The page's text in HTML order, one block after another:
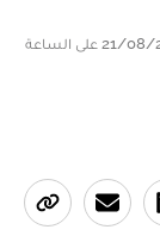
في 21/08/2024 على الساعة 16:00, تحديث بتاريخ 21/08/2024 على الساعة